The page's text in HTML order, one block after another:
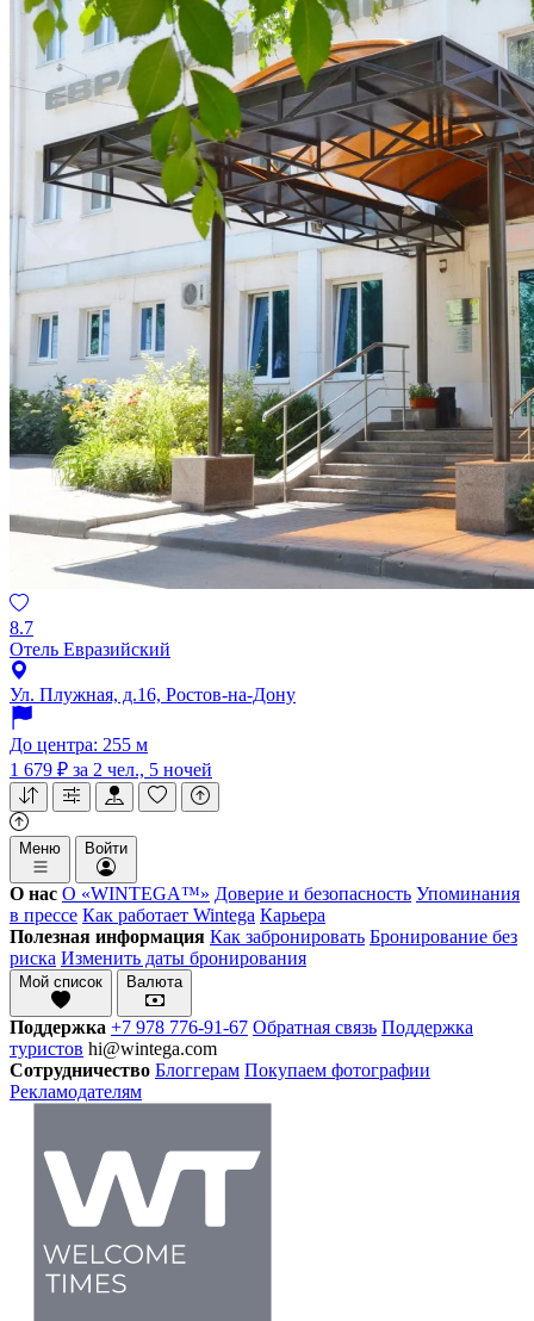
8.7
Отель Евразийский
Ул. Плужная, д.16, Ростов-на-Дону
До центра: 255 м
1 679 ₽ за 2 чел., 5 ночей
Меню Войти
О нас О «WINTEGA™» Доверие и безопасность Упоминания
в прессе Как работает Wintega Карьера
Полезная информация Как забронировать Бронирование без
риска Изменить даты бронирования
Мой список Валюта
Поддержка +7 978 776-91-67 Обратная связь Поддержка
туристов hi@wintega.com
Сотрудничество Блоггерам Покупаем фотографии
Рекламодателям